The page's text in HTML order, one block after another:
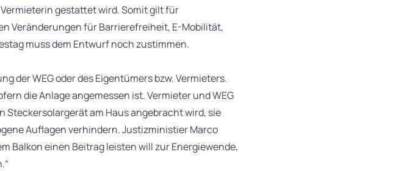
gestattet wird. Somit gilt für
Veränderungen für Barrierefreiheit, E-Mobilität,
muss dem Entwurf noch zustimmen.
der WEG oder des Eigentümers bzw. Vermieters.
die Anlage angemessen ist. Vermieter und WEG
Steckersolargerät am Haus angebracht wird, sie
Auflagen verhindern. Justizministier Marco
Balkon einen Beitrag leisten will zur Energiewende,